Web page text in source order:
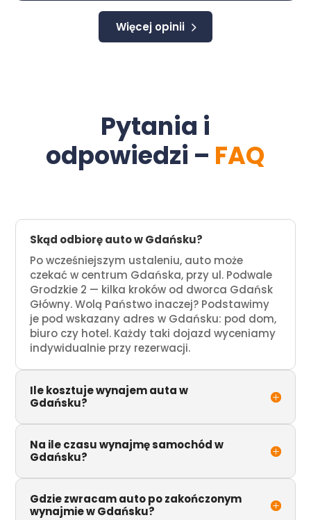
Więcej opinii
Pytania i
odpowiedzi – FAQ
Skąd odbiorę auto w Gdańsku?
Po wcześniejszym ustaleniu, auto może
czekać w centrum Gdańska, przy ul. Podwale
Grodzkie 2 — kilka kroków od dworca Gdańsk
Główny. Wolą Państwo inaczej? Podstawimy
je pod wskazany adres w Gdańsku: pod dom,
biuro czy hotel. Każdy taki dojazd wyceniamy
indywidualnie przy rezerwacji.
Ile kosztuje wynajem auta w
Gdańsku?
Na ile czasu wynajmę samochód w
Gdańsku?
Gdzie zwracam auto po zakończonym
wynajmie w Gdańsku?